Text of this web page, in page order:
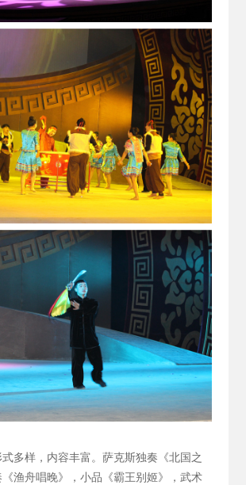
多样，内容丰富。萨克斯独奏《北国之
渔舟唱晚》，小品《霸王别姬》，武术